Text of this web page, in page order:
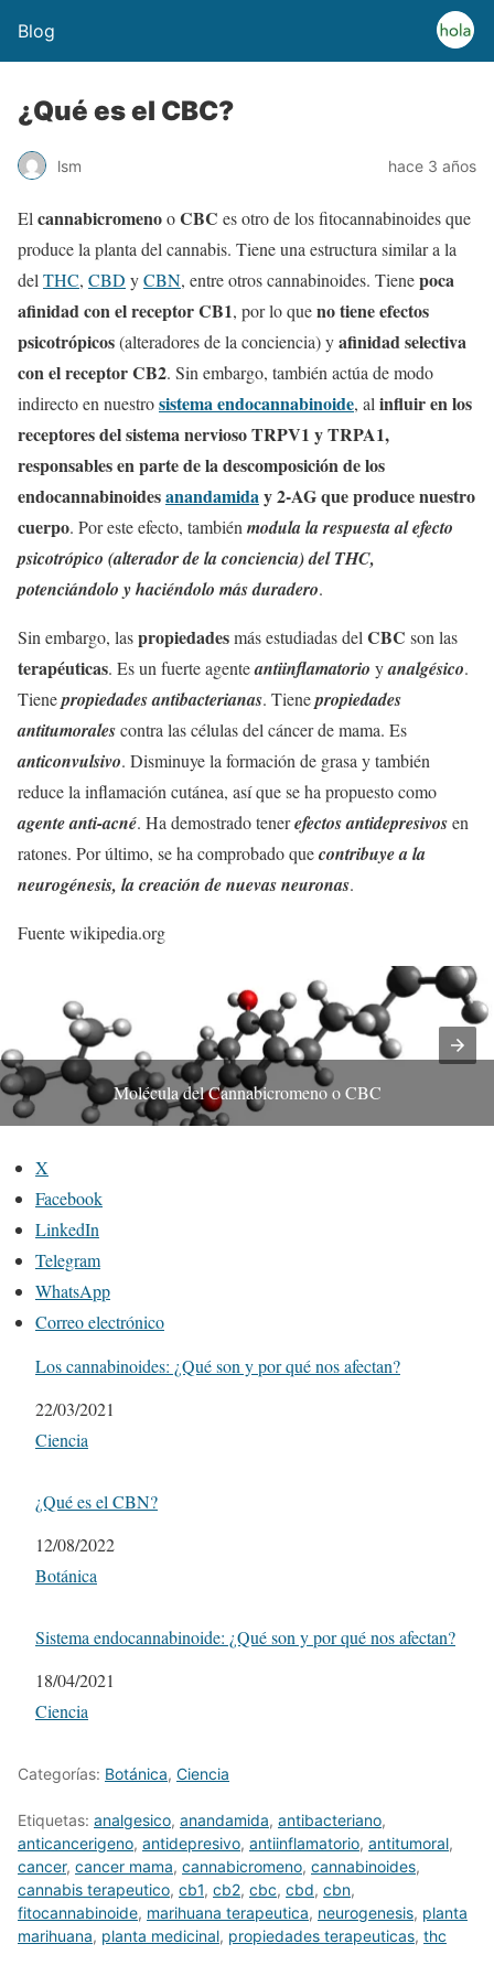
Blog
¿Qué es el CBC?
lsm hace 3 años
El cannabicromenooCBC es otro de los fitocannabinoides que
produce la planta del cannabis. Tiene una estructura similar a la
del THC, CBD yCBN, entre otros cannabinoides. Tienepoca
afinidad con el receptor CB1, por lo queno tiene efectos
psicotrópicos(alteradores de la conciencia) yafinidad selectiva
con el receptor CB2. Sin embargo, también actúa de modo
indirecto en nuestrosistema endocannabinoide, al influir en los
receptores del sistema nervioso TRPV1 y TRPA1,
responsables en parte de la descomposición de los
endocannabinoidesanandamiday 2-AG que produce nuestro
cuerpo. Por este efecto, también modula la respuesta al efecto
psicotrópico (alterador de la conciencia) del THC,
potenciándolo y haciéndolo más duradero.
Sin embargo, laspropiedadesmás estudiadas del CBC son las
terapéuticas. Es un fuerte agenteantiinflamatorio yanalgésico.
Tienepropiedades antibacterianas. Tienepropiedades
antitumoralescontra las células del cáncer de mama. Es
anticonvulsivo. Disminuye la formación de grasa y también
reduce la inflamación cutánea, así que se ha propuesto como
agente anti-acné. Ha demostrado tenerefectos antidepresivosen
ratones. Por último, se ha comprobado quecontribuye a la
neurogénesis, la creación de nuevas neuronas.
Fuente wikipedia.org
Molécula del Cannabicromeno o CBC
X
Facebook
LinkedIn
Telegram
WhatsApp
Correo electrónico
Los cannabinoides: ¿Qué son y por qué nos afectan?
Fecha
22/03/2021
Respecto a
Ciencia
¿Qué es el CBN?
Fecha
12/08/2022
Respecto a
Botánica
Sistema endocannabinoide: ¿Qué son y por qué nos afectan?
Fecha
18/04/2021
Respecto a
Ciencia
Categorías: Botánica, Ciencia
Etiquetas: analgesico, anandamida, antibacteriano,
anticancerigeno, antidepresivo, antiinflamatorio, antitumoral,
cancer, cancer mama, cannabicromeno, cannabinoides,
cannabis terapeutico, cb1, cb2, cbc, cbd, cbn,
fitocannabinoide, marihuana terapeutica, neurogenesis, planta
marihuana, planta medicinal, propiedades terapeuticas, thc